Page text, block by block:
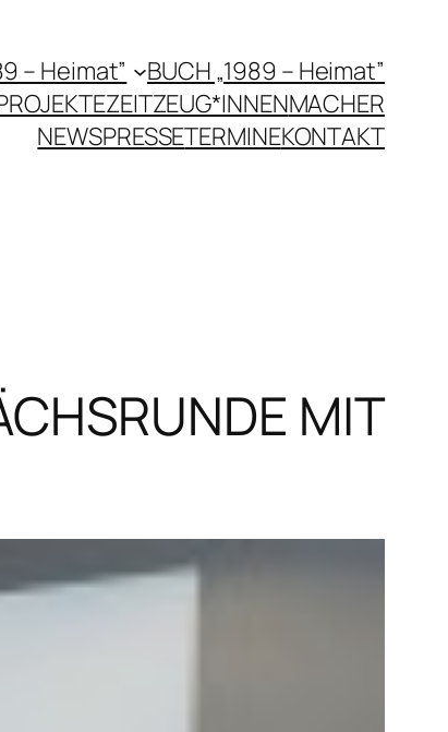
– Heimat”
BUCH „1989 – Heimat”
ZEITZEUG*INNENMACHER
NEWSPRESSETERMINEKONTAKT
MIT